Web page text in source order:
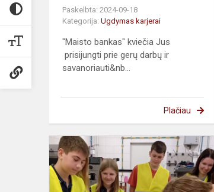
Paskelbta: 2024-09-18
Kategorija: Ugdymas karjerai
"Maisto bankas" kviečia Jus
prisijungti prie gerų darbų ir
savanoriauti&nb...
Plačiau